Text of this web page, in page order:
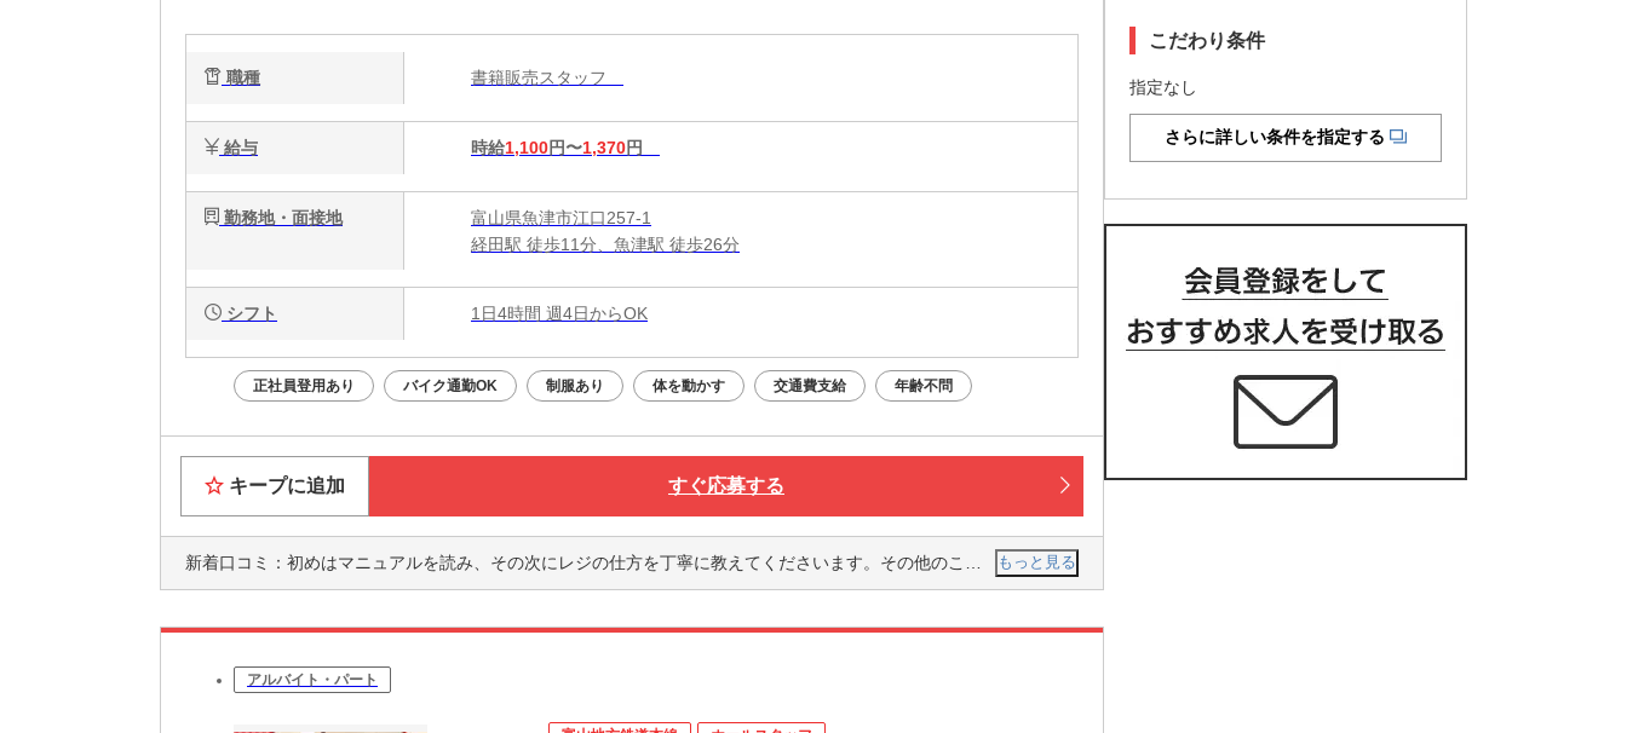
職種 書籍販売スタッフ
給与 時給1,100円〜1,370円
勤務地・面接地
富山県魚津市江口257-1
経田駅 徒歩11分、魚津駅 徒歩26分
シフト 1日4時間 週4日からOK
正社員登用あり バイク通勤OK 制服あり 体を動かす 交通費支給 年齢不問
キープに追加 すぐ応募する
新着口コミ： 初めはマニュアルを読み、その次にレジの仕方を丁寧に教えてくださいます。その他のことも丁寧に、少し実践的に教えてくださるので実力もすぐに身につきます。 もっと見る
アルバイト・パート
こだわり条件
指定なし
さらに詳しい条件を指定する